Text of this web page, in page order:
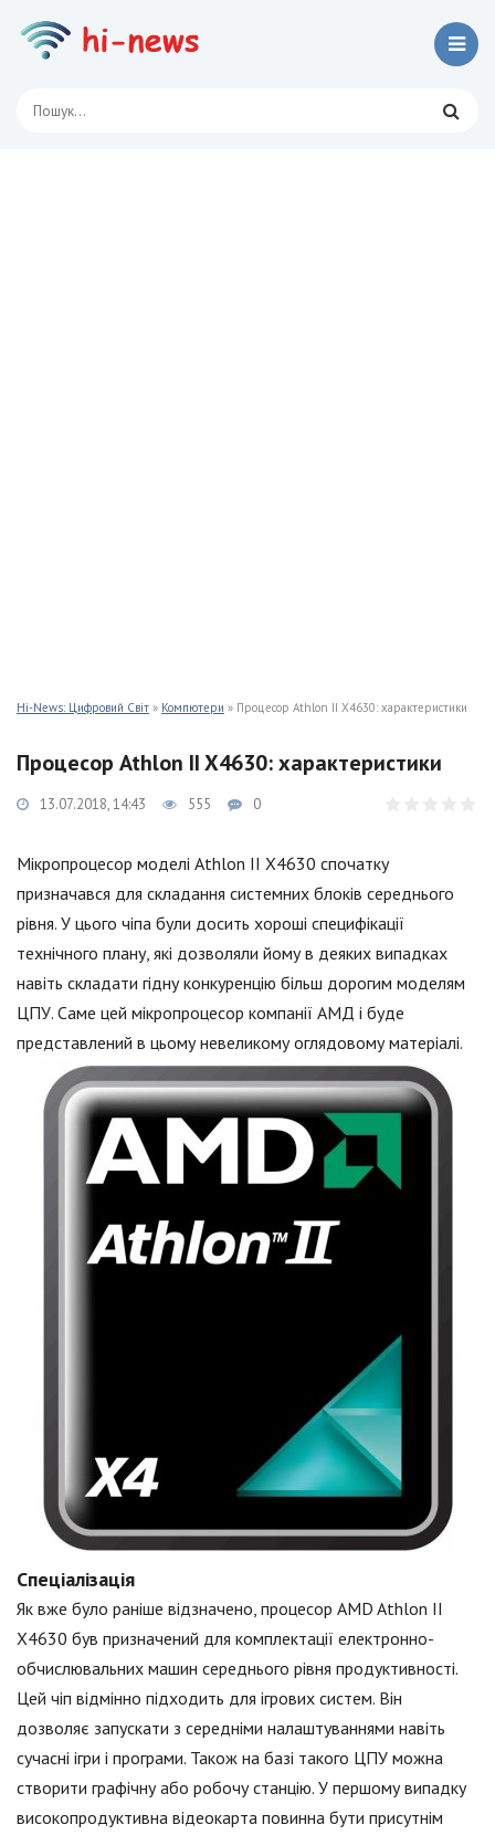
Hi-News: Цифровий Світ » Компютери » Процесор Athlon II X4630: характеристики
Процесор Athlon II X4630: характеристики
13.07.2018, 14:43 555 0
Мікропроцесор моделі Athlon II X4630 спочатку
призначався для складання системних блоків середнього
рівня. У цього чіпа були досить хороші специфікації
технічного плану, які дозволяли йому в деяких випадках
навіть складати гідну конкуренцію більш дорогим моделям
ЦПУ. Саме цей мікропроцесор компанії АМД і буде
представлений в цьому невеликому оглядовому матеріалі.
Спеціалізація
Як вже було раніше відзначено, процесор AMD Athlon II
X4630 був призначений для комплектації електронно-
обчислювальних машин середнього рівня продуктивності.
Цей чіп відмінно підходить для ігрових систем. Він
дозволяє запускати з середніми налаштуваннями навіть
сучасні ігри і програми. Також на базі такого ЦПУ можна
створити графічну або робочу станцію. У першому випадку
високопродуктивна відеокарта повинна бути присутнім